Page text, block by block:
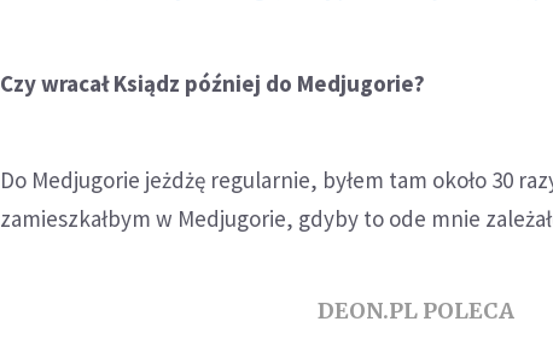
Czy wracał Ksiądz później do Medjugorie?
Do Medjugorie jeżdżę regularnie, byłem tam około 30
zamieszkałbym w Medjugorie, gdyby to ode mnie
DEON.PL POLECA